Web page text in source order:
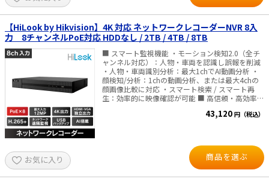
～ 64倍 ・同時再生：8チャンネル ・映像入力端
子：RJ-45 ×8 ・映像出力：HDMI／VGA ・HDD容
量：2TB（TS5-R8P（2TB））、4TB（TS5-
R8P（4TB））、6TB（TS5-R8P（6TB））、
8TB（TS5-R8P（6TB）） ・バックアップ：外付
けハードディスク／USB2.0 フラッシュメモリ ・
電源：AC100V ・消費電力：最大95W（140VA）
・使用温度範囲：0～+40℃ ・外観寸法：50（H）
×360（W）×305（D）mm ・質量（重量）：約
2.8kg（TS5-R8P（2TB）、TS5-R8P（4TB））、
3.4kg（TS5-R8P（6TB）、TS5-R8P（6TB））
PoE搭載：LANケーブル1本で電源供給 ・
10/100/1000Mbpsイーサネットポート ・HiLook
アプリで簡単遠隔管理 ● アラーム入出力対応 ・4
入力 / 1出力、外部センサー・サイレン連携可能
■仕様 IPカメラ入力：最大16台(最大12MP) 同時
再生：最大16ch デコード能力： 最大16-
ch@1080P（30fps）AI機能オフ時 顔認識：顔画
像比較、顔の検出、顔画像検索 映像圧縮方式：
H.265+ / H.265 / H.264+ / H.264 受信/送信帯域
幅：最大 160Mbps / 160Mbps バックアップ：
USBバックアップ対応 電源・消費電力：100～
画機の信号を受け付けず、画面に表示されない場
ド、 LANケーブル（1ｍ）、マウス、かんたんガ
イド かんたんガイド ・導入編 →
【HiLook by Hikvision】4K 対応 ネットワークレコーダーNVR 8入
力 8チャンネルPoE対応 HDDなし / 2TB / 4TB / 8TB
■ スマート監視機能 ・モーション検知2.0（全チ
ャンネル対応）：人物・車両を認識し誤報を削減
・人物・車両識別分析：最大1chでAI動画分析 ・
顔検知/分析：1chの動画分析、または最大4chの
顔画像比較に対応 ・スマート検索 / スマート再
生：効率的に映像確認が可能 ■ 高信頼・高効率な
約75％削減 ・TLS暗号化技術採用で、安全な映像
再生 ・SATA×1（最大16TB）対応 ・最大8ch同期
載：LANケーブル1本で電源供給 ・10/100Mbpsイ
ーサネットポート ・HiLookアプリで簡単遠隔管理
43,120 円（税込）
お気に入り 商品を選ぶ